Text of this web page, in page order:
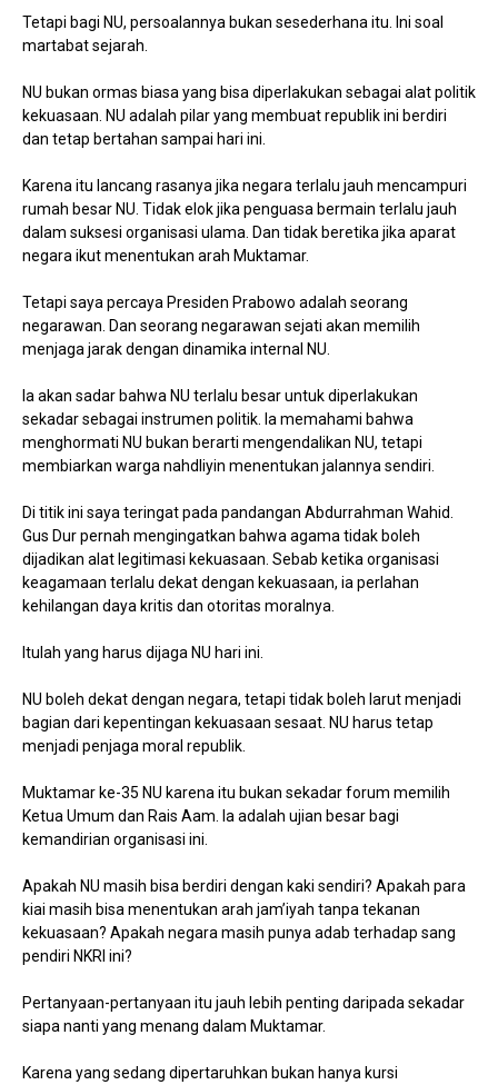
Tetapi bagi NU, persoalannya bukan sesederhana itu. Ini soal
martabat sejarah.
NU bukan ormas biasa yang bisa diperlakukan sebagai alat politik
kekuasaan. NU adalah pilar yang membuat republik ini berdiri
dan tetap bertahan sampai hari ini.
Karena itu lancang rasanya jika negara terlalu jauh mencampuri
rumah besar NU. Tidak elok jika penguasa bermain terlalu jauh
dalam suksesi organisasi ulama. Dan tidak beretika jika aparat
negara ikut menentukan arah Muktamar.
Tetapi saya percaya Presiden Prabowo adalah seorang
negarawan. Dan seorang negarawan sejati akan memilih
menjaga jarak dengan dinamika internal NU.
Ia akan sadar bahwa NU terlalu besar untuk diperlakukan
sekadar sebagai instrumen politik. Ia memahami bahwa
menghormati NU bukan berarti mengendalikan NU, tetapi
membiarkan warga nahdliyin menentukan jalannya sendiri.
Di titik ini saya teringat pada pandangan Abdurrahman Wahid.
Gus Dur pernah mengingatkan bahwa agama tidak boleh
dijadikan alat legitimasi kekuasaan. Sebab ketika organisasi
keagamaan terlalu dekat dengan kekuasaan, ia perlahan
kehilangan daya kritis dan otoritas moralnya.
Itulah yang harus dijaga NU hari ini.
NU boleh dekat dengan negara, tetapi tidak boleh larut menjadi
bagian dari kepentingan kekuasaan sesaat. NU harus tetap
menjadi penjaga moral republik.
Muktamar ke-35 NU karena itu bukan sekadar forum memilih
Ketua Umum dan Rais Aam. Ia adalah ujian besar bagi
kemandirian organisasi ini.
Apakah NU masih bisa berdiri dengan kaki sendiri? Apakah para
kiai masih bisa menentukan arah jam’iyah tanpa tekanan
kekuasaan? Apakah negara masih punya adab terhadap sang
pendiri NKRI ini?
Pertanyaan-pertanyaan itu jauh lebih penting daripada sekadar
siapa nanti yang menang dalam Muktamar.
Karena yang sedang dipertaruhkan bukan hanya kursi